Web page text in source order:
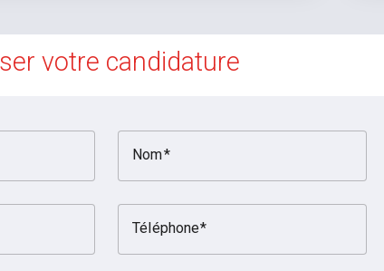
votre candidature
Nom
Téléphone